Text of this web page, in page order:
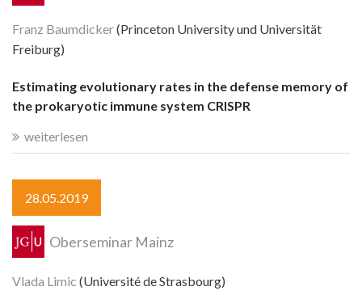
Franz Baumdicker(Princeton University und Universität
Freiburg)
Estimating evolutionary rates in the defense memory of
the prokaryotic immune system CRISPR
weiterlesen
28.05.2019
Oberseminar Mainz
Vlada Limic (Université de Strasbourg)